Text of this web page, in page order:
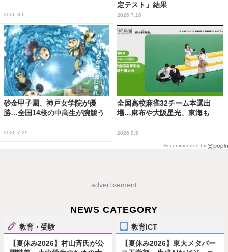
2026.8.6
定テスト」結果
2026.7.16
砂金甲子園、神戸女学院が優
勝…全国14校の中高生が腕競う
2026.7.29
全国高校麻雀32チーム本選出
場…麻布や大阪星光、東海も
2026.8.5
Recommended by
advertisement
NEWS CATEGORY
教育・受験
【夏休み2026】村山斉氏が公
教育ICT
【夏休み2026】東大メタバー